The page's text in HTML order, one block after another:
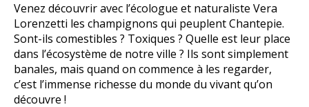
Venez découvrir avec l’écologue et naturaliste Vera
Lorenzetti les champignons qui peuplent Chantepie.
Sont-ils comestibles ? Toxiques ? Quelle est leur place
dans l’écosystème de notre ville ? Ils sont simplement
banales, mais quand on commence à les regarder,
c’est l’immense richesse du monde du vivant qu’on
découvre !